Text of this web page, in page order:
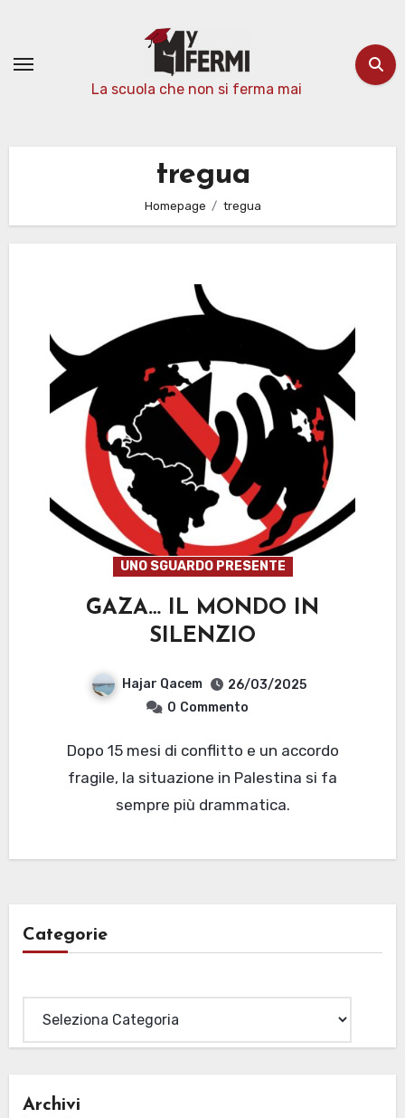
contenuto
La scuola che non si ferma mai
tregua
Homepage tregua
UNO SGUARDO PRESENTE
GAZA… IL MONDO IN
SILENZIO
Hajar Qacem
26/03/2025
0 Commento
Dopo 15 mesi di conflitto e un accordo
fragile, la situazione in Palestina si fa
sempre più drammatica.
Categorie
Archivi